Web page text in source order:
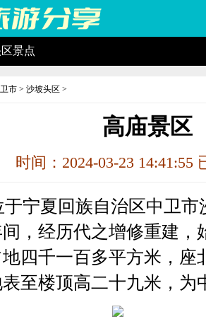
景点
市 > 沙坡头区 >
高庙景区
时间：2024-03-23 14:41:55
宁夏回族自治区中卫
，经历代之增修重建，
四千一百多平方米，座
至楼顶高二十九米，为